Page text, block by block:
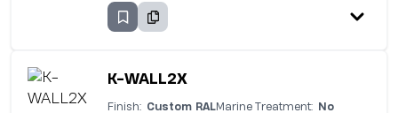
K-WALL2X
Finish: Custom RALMarine Treatment: No